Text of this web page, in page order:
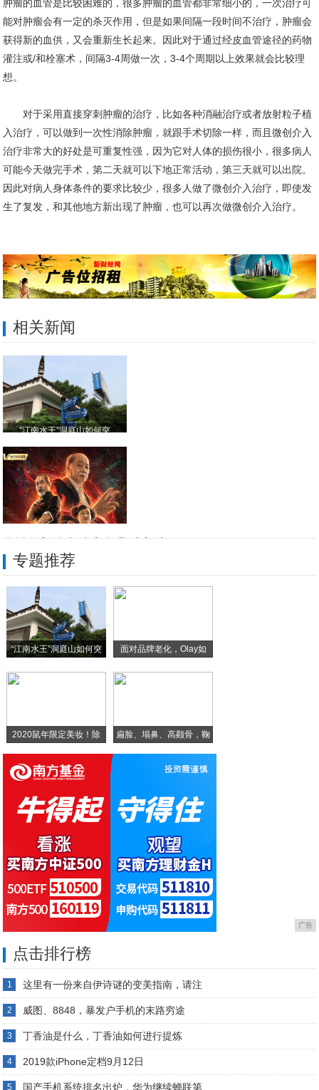
肿瘤的血管是比较困难的，很多肿瘤的血管都非常细小的，一次治疗可
能对肿瘤会有一定的杀灭作用，但是如果间隔一段时间不治疗，肿瘤会
获得新的血供，又会重新生长起来。因此对于通过经皮血管途径的药物
灌注或/和栓塞术，间隔3-4周做一次，3-4个周期以上效果就会比较理
想。
对于采用直接穿刺肿瘤的治疗，比如各种消融治疗或者放射粒子植
入治疗，可以做到一次性消除肿瘤，就跟手术切除一样，而且微创介入
治疗非常大的好处是可重复性强，因为它对人体的损伤很小，很多病人
可能今天做完手术，第二天就可以下地正常活动，第三天就可以出院。
因此对病人身体条件的要求比较少 ，很多人做了微创介入治疗，即使发
生了复发，和其他地方新出现了肿瘤，也可以再次做微创介入治疗。
相关新闻
“江南水王”洞庭山如何突
《火云邪神》定档元旦 《
传承一流性能打造多彩时尚 还是三星Gal
为什么塑料光纤的路线会出现故障
折叠屏手机中的佼佼者 三星Galaxy
专题推荐
“江南水王”洞庭山如何突 面对品牌老化，Olay如
2020鼠年限定美妆！除
扁脸、塌鼻、高颧骨，鞠
广告
点击排行榜
1 这里有一份来自伊诗谜的变美指南，请注
2 威图、8848，暴发户手机的末路穷途
3 丁香油是什么，丁香油如何进行提炼
4 2019款iPhone定档9月12日
5 国产手机系统排名出炉，华为继续蝉联第